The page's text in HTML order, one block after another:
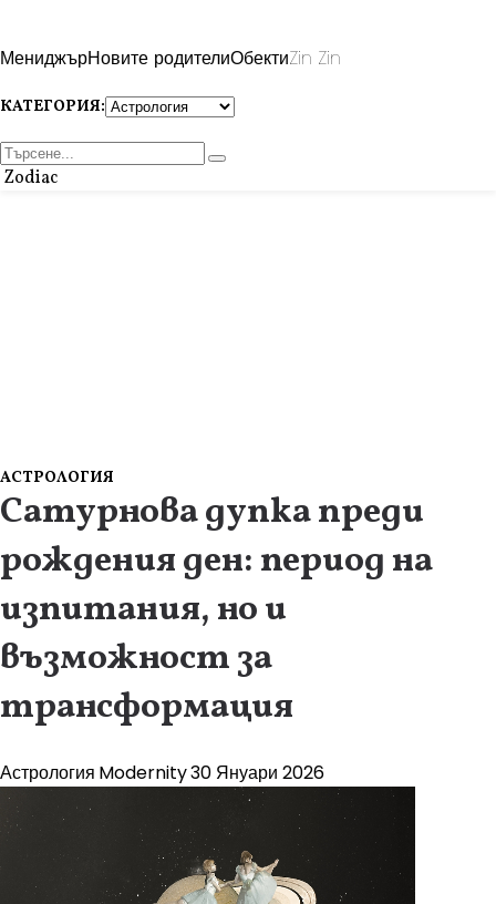
МениджърНовите родителиОбектиZin Zin
КАТЕГОРИЯ:
Zodiac
АСТРОЛОГИЯ
Сатурнова дупка преди
рождения ден: период на
изпитания, но и
възможност за
трансформация
Астрология Modernity30 Януари 2026